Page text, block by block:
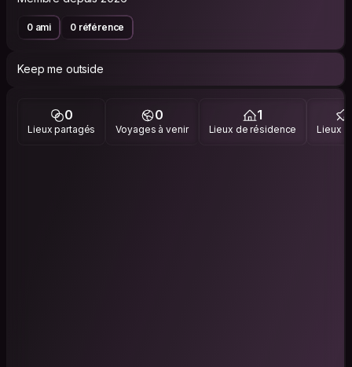
0 ami 0 référence
Keep me outside
0
Lieux partagés
0
Voyages à venir
1
Lieux de résidence Lieux